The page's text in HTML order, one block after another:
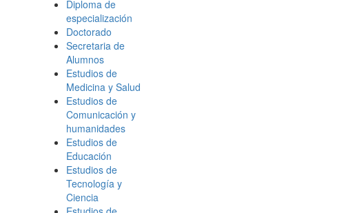
Diploma de
especialización
Doctorado
Secretaria de
Alumnos
Estudios de
Medicina y Salud
Estudios de
Comunicación y
humanidades
Estudios de
Educación
Estudios de
Tecnología y
Ciencia